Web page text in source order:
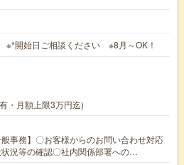
開始日ご相談ください ※8月～OK！
・月額上限3万円迄)
般事務】〇お客様からのお問い合わせ対応
況等の確認〇社内関係部署への…